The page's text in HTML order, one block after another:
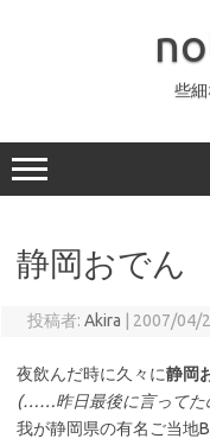
ッ
プ
些
静岡おでん
投稿者: Akira 2007/04/
夜飲んだ時に久々に静岡
(……昨日最後に言ってた
我が静岡県の有名ご当地